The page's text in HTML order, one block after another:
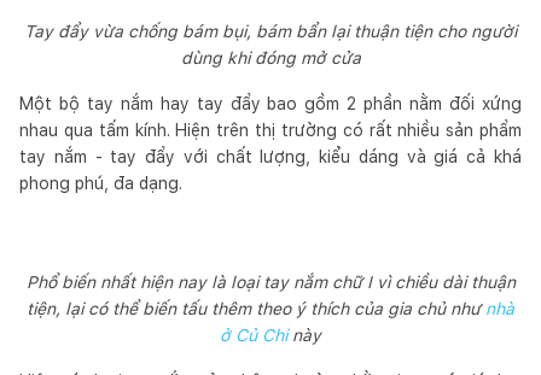
Tay đẩy vừa chống bám bụi, bám bẩn lại thuận tiện cho người
dùng khi đóng mở cửa
Một bộ tay nắm hay tay đẩy bao gồm 2 phần nằm đối xứng
nhau qua tấm kính. Hiện trên thị trường có rất nhiều sản phẩm
tay nắm - tay đẩy với chất lượng, kiểu dáng và giá cả khá
phong phú, đa dạng.
Phổ biến nhất hiện nay là loại tay nắm chữ I vì chiều dài thuận
tiện, lại có thể biến tấu thêm theo ý thích của gia chủ nhưnhà
ở Củ Chinày